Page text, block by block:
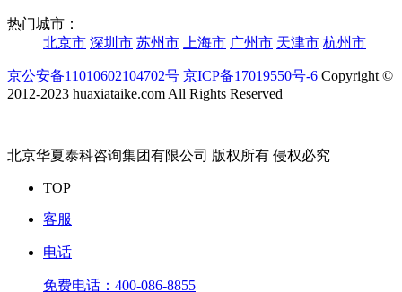
热门城市：
北京市 深圳市 苏州市 上海市 广州市 天津市 杭州市
京公安备11010602104702号 京ICP备17019550号-6 Copyright ©
2012-2023 huaxiataike.com All Rights Reserved
北京华夏泰科咨询集团有限公司 版权所有 侵权必究
TOP
客服
电话
免费电话： 400-086-8855